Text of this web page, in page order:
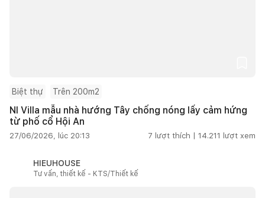
Biệt thự Trên 200m2
NI Villa mẫu nhà hướng Tây chống nóng lấy cảm hứng
từ phố cổ Hội An
27/06/2026, lúc 20:13 7 lượt thích | 14.211 lượt xem
HIEUHOUSE
Tư vấn, thiết kế - KTS/Thiết kế